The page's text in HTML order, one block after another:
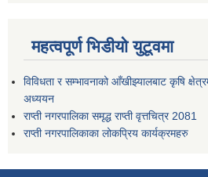
महत्वपूर्ण भिडीयो युटूवमा
विविधता र सम्भावनाको आँखीझ्यालबाट कृषि
अध्ययन
राप्ती नगरपालिका समृद्ध राप्ती वृत्तचित्र 2081
राप्ती नगरपालिकाका लोकप्रिय कार्यक्रमहरु